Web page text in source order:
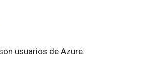
usuarios de Azure: